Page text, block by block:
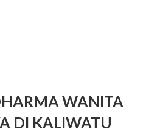
WANITA
DI KALIWATU